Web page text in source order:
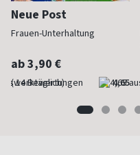
Neue Post
Frauen-Unterhaltung
ab 3,90 €
(werktäglich) 4,65